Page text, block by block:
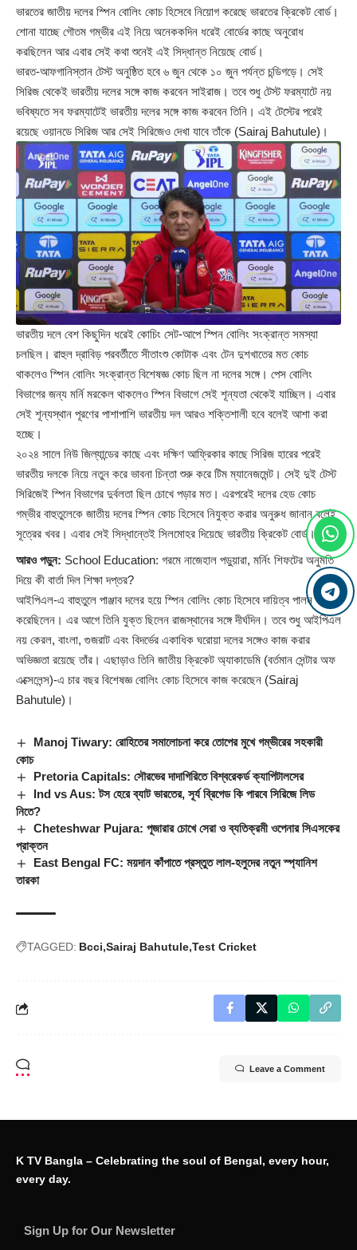
ভারতের জাতীয় দলের স্পিন বোলিং কোচ হিসেবে নিয়োগ করেছে ভারতের ক্রিকেট বোর্ড।
শোনা যাচ্ছে গৌতম গম্ভীর এই নিয়ে অনেককদিন ধরেই বোর্ডের কাছে অনুরোধ
করছিলেন আর এবার সেই কথা শুনেই এই সিদ্ধান্ত নিয়েছে বোর্ড।
ভারত-আফগানিস্তান টেস্ট অনুষ্ঠিত হবে ৬ জুন থেকে ১০ জুন পর্যন্ত চন্ডিগড়ে। সেই
সিরিজ থেকেই ভারতীয় দলের সঙ্গে কাজ করবেন সাইরাজ। তবে শুধু টেস্ট ফরম্যাটে নয়
ভবিষ্যতে সব ফরম্যাটেই ভারতীয় দলের সঙ্গে কাজ করবেন তিনি। এই টেস্টের পরেই
রয়েছে ওয়ানডে সিরিজ আর সেই সিরিজেও দেখা যাবে তাঁকে (Sairaj Bahutule)।
ভারতীয় দলে বেশ কিছুদিন ধরেই কোচিং সেট-আপে স্পিন বোলিং সংক্রান্ত সমস্যা
চলছিল। রাহুল দ্রাবিড় পরবর্তীতে সীতাংশু কোটাক এবং টেন দুশখাতের মত কোচ
থাকলেও স্পিন বোলিং সংক্রান্ত বিশেষজ্ঞ কোচ ছিল না দলের সঙ্গে। পেস বোলিং
বিভাগের জন্য মর্নি মরকেল থাকলেও স্পিন বিভাগে সেই শূন্যতা থেকেই যাচ্ছিল। এবার
সেই শূন্যস্থান পূরণের পাশাপাশি ভারতীয় দল আরও শক্তিশালী হবে বলেই আশা করা
হচ্ছে।
২০২৪ সালে নিউ জিল্যান্ডের কাছে এবং দক্ষিণ আফ্রিকার কাছে সিরিজ হারের পরেই
ভারতীয় দলকে নিয়ে নতুন করে ভাবনা চিন্তা শুরু করে টিম ম্যানেজমেন্ট। সেই দুই টেস্ট
সিরিজেই স্পিন বিভাগের দুর্বলতা ছিল চোখে পড়ার মত। এরপরেই দলের হেড কোচ
গম্ভীর বাহুতুলেকে জাতীয় দলের স্পিন কোচ হিসেবে নিযুক্ত করার অনুরুধ জানান বলেই
সূত্রের খবর। এবার সেই সিদ্ধান্তেই সিলমোহর দিয়েছে ভারতীয় ক্রিকেট বোর্ড।
আরও পড়ুন: School Education: গরমে নাজেহাল পড়ুয়ারা, মর্নিং শিফটের অনুমতি
দিয়ে কী বার্তা দিল শিক্ষা দপ্তর?
আইপিএল-এ বাহুতুলে পাঞ্জাব দলের হয়ে স্পিন বোলিং কোচ হিসেবে দায়িত্ব পালন
করেছিলেন। এর আগে তিনি যুক্ত ছিলেন রাজস্থানের সঙ্গে দীর্ঘদিন। তবে শুধু আইপিএল
নয় কেরল, বাংলা, গুজরাট এবং বিদর্ভের একাধিক ঘরোয়া দলের সঙ্গেও কাজ করার
অভিজ্ঞতা রয়েছে তাঁর। এছাড়াও তিনি জাতীয় ক্রিকেট অ্যাকাডেমি (বর্তমান সেন্টার অফ
এক্সেলেন্স)-এ চার বছর বিশেষজ্ঞ বোলিং কোচ হিসেবে কাজ করেছেন (Sairaj
Bahutule)।
Manoj Tiwary: রোহিতের সমালোচনা করে তোপের মুখে গম্ভীরের সহকারী
কোচ
Pretoria Capitals: সৌরভের দাদাগিরিতে বিশ্বরেকর্ড ক্যাপিটালসের
Ind vs Aus: টস হেরে ব্যাট ভারতের, সূর্য ব্রিগেড কি পারবে সিরিজে লিড
নিতে?
Cheteshwar Pujara: পূজারার চোখে সেরা ও ব্যতিক্রমী ওপেনার সিএসকের
প্রাক্তন
East Bengal FC: ময়দান কাঁপাতে প্রস্তুত লাল-হলুদের নতুন স্প্যানিশ
তারকা
TAGGED: Bcci Sairaj Bahutule Test Cricket
Leave a Comment
K TV Bangla – Celebrating the soul of Bengal, every hour,
every day.
Sign Up for Our Newsletter